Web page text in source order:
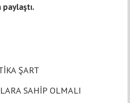
ŞART
SAHİP OLMALI